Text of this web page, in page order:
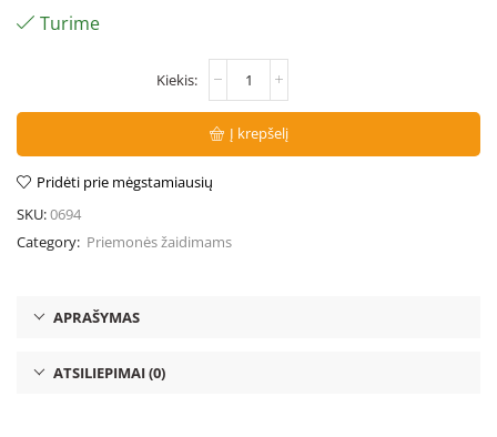
Turime
Į krepšelį
Pridėti prie mėgstamiausių
SKU:0694
Category: Priemonės žaidimams
APRAŠYMAS
ATSILIEPIMAI (0)